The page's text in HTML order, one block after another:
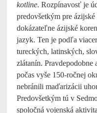
kotline. Rozpínavosť je
predovšetkým pre
dokázateľne ázijské
jazyk. Ten je podľa
tureckých, latinských,
zlátanín. Pravdepodobne
počas vyše 150-ročnej
nebránili maďarizácii
Predovšetkým tú v
spoločná vojenská